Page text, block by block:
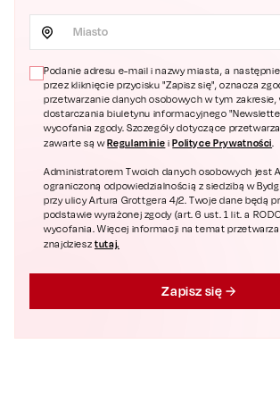
Miasto
Podanie adresu e-mail i nazwy miasta, a
przez kliknięcie przycisku "Zapisz się", oznacza
przetwarzanie danych osobowych w tym zakresie,
dostarczania biuletynu informacyjnego
wycofania zgody. Szczegóły dotyczące
zawarte są wRegulaminie i Polityce Prywatności.
Administratorem Twoich danych osobowych jest
ograniczoną odpowiedzialnością z siedzibą w
przy ulicy Artura Grottgera 4/2. Twoje dane będą
podstawie wyrażonej zgody (art. 6 ust. 1 lit. a
wycofania. Więcej informacji na temat
znajdziesztutaj.
Zapisz się